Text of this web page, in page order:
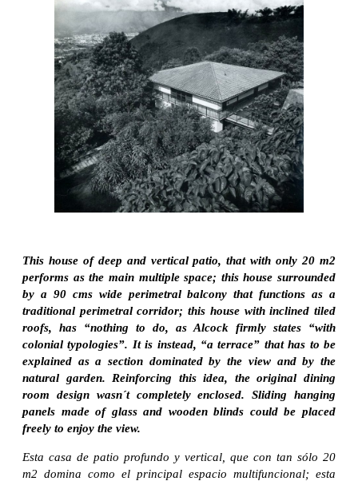
This house of deep and vertical patio, that with only 20 m2
performs as the main multiple space; this house surrounded
by a 90 cms wide perimetral balcony that functions as a
traditional perimetral corridor; this house with inclined tiled
roofs, has “nothing to do, as Alcock firmly states “with
colonial typologies”. It is instead, “a terrace” that has to be
explained as a section dominated by the view and by the
natural garden. Reinforcing this idea, the original dining
room design wasn´t completely enclosed. Sliding hanging
panels made of glass and wooden blinds could be placed
freely to enjoy the view.
Esta casa de patio profundo y vertical, que con tan sólo 20
m2 domina como el principal espacio multifuncional; esta